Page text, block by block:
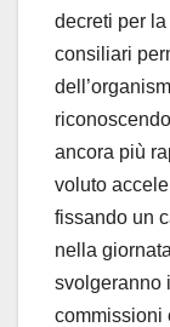
decreti per
consiliari
ancora più
voluto
fissando un
nella
svolgeranno
commissioni